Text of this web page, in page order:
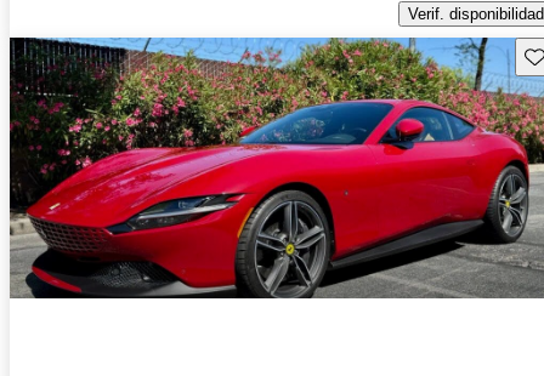
Verif. disponibilidad